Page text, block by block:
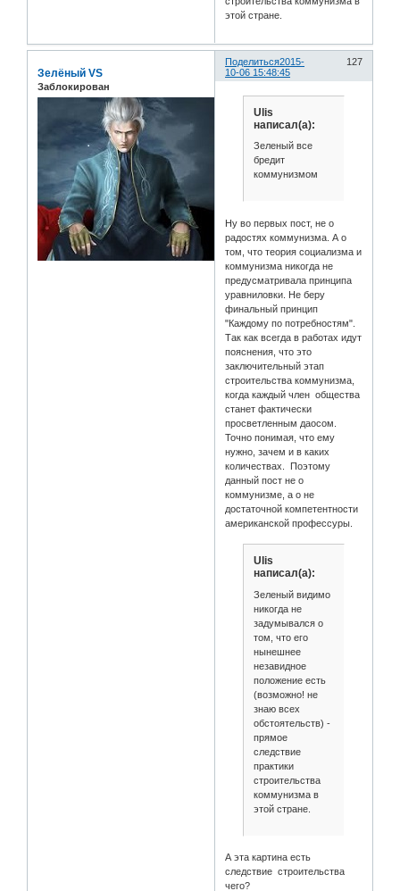
этой стране.
Поделиться 127
2015-
10-06 15:48:45
Зелёный VS
Заблокирован
Ulis
написал(а):
Зеленый все
бредит
коммунизмом
Ну во первых пост, не о
радостях коммунизма. А о
том, что теория социализма и
коммунизма никогда не
предусматривала принципа
уравниловки. Не беру
финальный принцип
"Каждому по потребностям".
Так как всегда в работах идут
пояснения, что это
заключительный этап
строительства коммунизма,
когда каждый член общества
станет фактически
просветленным даосом.
Точно понимая, что ему
нужно, зачем и в каких
количествах. Поэтому
данный пост не о
коммунизме, а о не
достаточной компетентности
американской профессуры.
Ulis
написал(а):
Зеленый видимо
никогда не
задумывался о
том, что его
нынешнее
незавидное
положение есть
(возможно! не
знаю всех
обстоятельств) -
прямое
следствие
практики
строительства
коммунизма в
этой стране.
А эта картина есть
следствие строительства
чего?